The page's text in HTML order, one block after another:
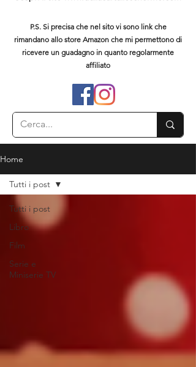
P.S. Si precisa che nel sito vi sono link che
rimandano allo store Amazon che mi permettono di
ricevere un guadagno in quanto regolarmente
affiliato
Home
Tutti i post
Libro
Film
Serie e
Miniserie TV
Tutti i post